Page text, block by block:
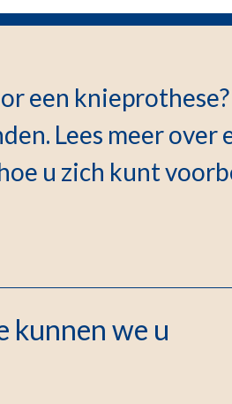
een
Lees meer
u zich kunt
kunnen we u